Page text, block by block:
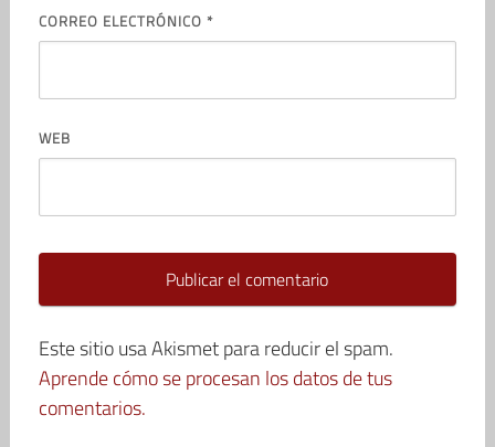
CORREO ELECTRÓNICO *
WEB
Este sitio usa Akismet para reducir el spam.
Aprende cómo se procesan los datos de tus
comentarios.